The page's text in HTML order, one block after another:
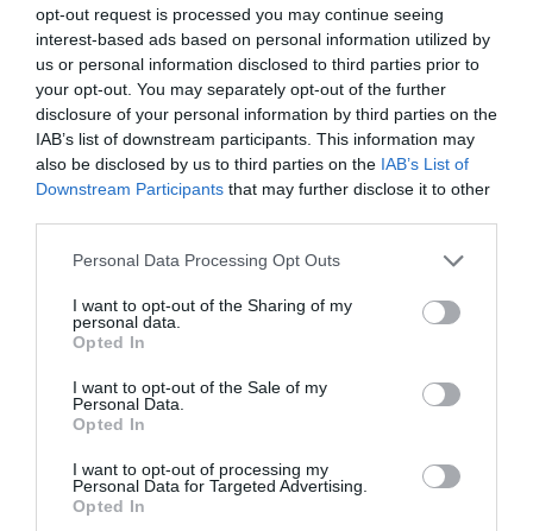
opt-out request is processed you may continue seeing
interest-based ads based on personal information utilized by
us or personal information disclosed to third parties prior to
your opt-out. You may separately opt-out of the further
disclosure of your personal information by third parties on the
IAB’s list of downstream participants. This information may
also be disclosed by us to third parties on the IAB’s List of
Downstream Participants that may further disclose it to other
Personal Data Processing Opt Outs
I want to opt-out of the Sharing of my
personal data.
Opted In
I want to opt-out of the Sale of my
Personal Data.
Opted In
I want to opt-out of processing my
Personal Data for Targeted Advertising.
Opted In
Artículos anteriores
DIARIO DE LA CORRUPCIÓN SANCHISTA
Diario de la corrupción sanchista. Hazte
Oír se manifiesta delante de La Mareta:
“Pedro Sánchez es un criminal”
por Redacción
Artículos anteriores
Enormes minucias
por Eulogio López